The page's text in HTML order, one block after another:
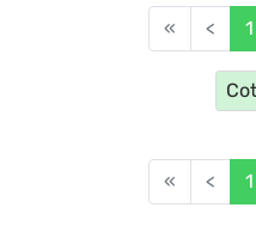
« < 1
« < 1